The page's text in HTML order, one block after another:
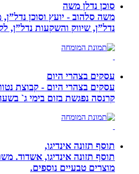
סוכן נדלן משה
משה סלהוב - יועץ וסוכן נדל”ן,
נדל”ן, שיווק והשקעות נדל”ן,
עסקים בצהרי היום
עסקים בצהרי היום - קבוצת
קרנסה נפגשת בזום בימי ג` בשעה 1300
תוסף תזונה אינדיגו,
תוסף תזונה אינדיגו, אשדוד. משווקת
מוצרים טבעיים נוספים.